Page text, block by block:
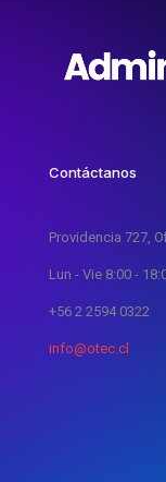
Contáctanos
Providencia 727,
Lun - Vie 8:00 -
+56 2 2594 0322
info@otec.cl